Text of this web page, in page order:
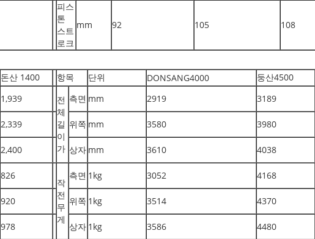
피스
톤
스트
로크
mm 92 105 108
돈산 1400 항목 단위 DONSANG4000 둥산4500
1,939
전
체
길
이
가
측면 mm 2919 3189
2,339 위쪽 mm 3580 3980
2,400 상자 mm 3610 4038
826
작
전
무
게
측면 1kg 3052 4168
920 위쪽 1kg 3514 4370
978 상자 1kg 3586 4480